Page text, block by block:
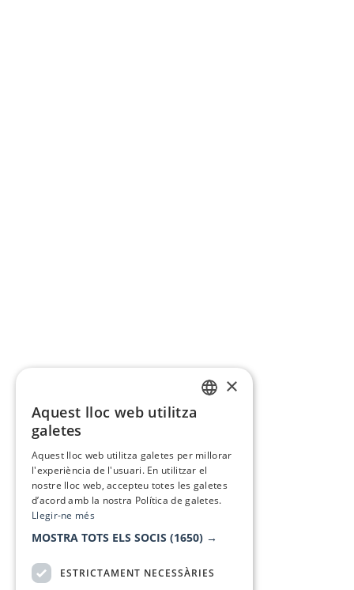
×
Aquest lloc web utilitza
galetes
Aquest lloc web utilitza galetes per millorar
l'experiència de l'usuari. En utilitzar el
nostre lloc web, accepteu totes les galetes
d’acord amb la nostra Política de galetes.
Llegir-ne més
MOSTRA TOTS ELS SOCIS (1650) →
ESTRICTAMENT NECESSÀRIES